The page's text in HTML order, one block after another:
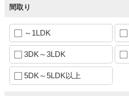
間取り
～1LDK
3DK～3LDK
5DK～5LDK以上